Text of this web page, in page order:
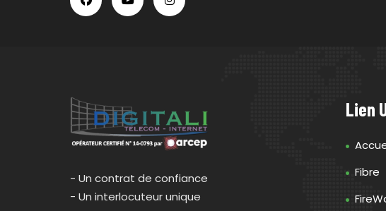
- Un contrat de confiance
- Un interlocuteur unique
Lien
Fibre